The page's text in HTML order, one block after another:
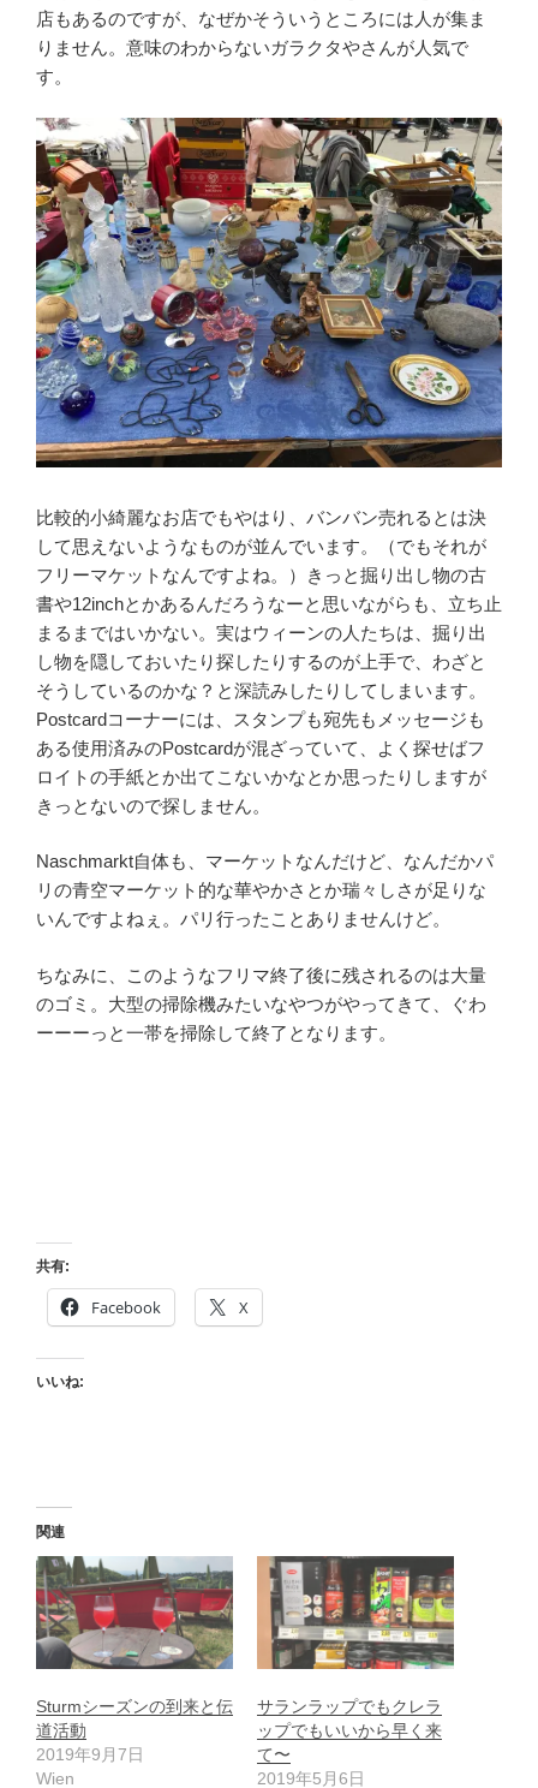
店もあるのですが、なぜかそういうところには人が集ま
りません。意味のわからないガラクタやさんが人気で
す。
比較的小綺麗なお店でもやはり、バンバン売れるとは決
して思えないようなものが並んでいます。（でもそれが
フリーマケットなんですよね。）きっと掘り出し物の古
書や12inchとかあるんだろうなーと思いながらも、立ち止
まるまではいかない。実はウィーンの人たちは、掘り出
し物を隠しておいたり探したりするのが上手で、わざと
そうしているのかな？と深読みしたりしてしまいます。
Postcardコーナーには、スタンプも宛先もメッセージも
ある使用済みのPostcardが混ざっていて、よく探せばフ
ロイトの手紙とか出てこないかなとか思ったりしますが
きっとないので探しません。
Naschmarkt自体も、マーケットなんだけど、なんだかパ
リの青空マーケット的な華やかさとか瑞々しさが足りな
いんですよねぇ。パリ行ったことありませんけど。
ちなみに、このようなフリマ終了後に残されるのは大量
のゴミ。大型の掃除機みたいなやつがやってきて、ぐわ
ーーーっと一帯を掃除して終了となります。
共有:
Facebook X
いいね:
関連
Sturmシーズンの到来と伝
道活動
2019年9月7日
Wien
サランラップでもクレラ
ップでもいいから早く来
て〜
2019年5月6日